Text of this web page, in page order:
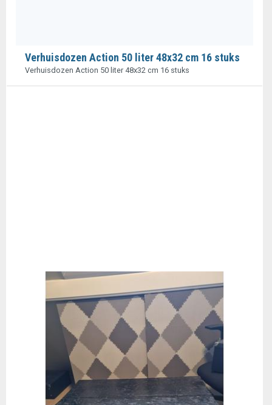
Verhuisdozen Action 50 liter 48x32 cm 16 stuks
Verhuisdozen Action 50 liter 48x32 cm 16 stuks